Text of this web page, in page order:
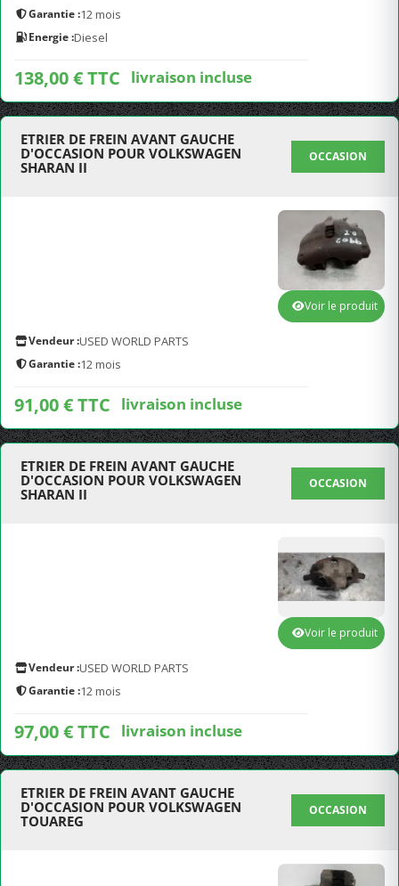
Garantie :12 mois
Energie :Diesel
138,00 € TTC livraison incluse
ETRIER DE FREIN AVANT GAUCHE
D'OCCASION POUR VOLKSWAGEN
SHARAN II
OCCASION
Vendeur :USED WORLD PARTS
Garantie :12 mois
91,00 € TTC livraison incluse
Voir le produit
ETRIER DE FREIN AVANT GAUCHE
D'OCCASION POUR VOLKSWAGEN
SHARAN II
OCCASION
Vendeur :USED WORLD PARTS
Garantie :12 mois
97,00 € TTC livraison incluse
Voir le produit
ETRIER DE FREIN AVANT GAUCHE
D'OCCASION POUR VOLKSWAGEN
TOUAREG
OCCASION